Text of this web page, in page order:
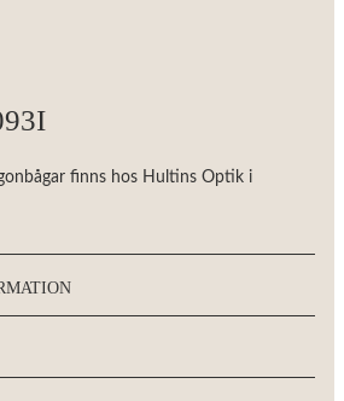
finns hos Hultins Optik i